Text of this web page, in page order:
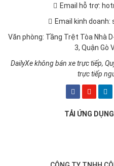
Email hỗ trợ:
Email kinh
Văn phòng: Tầng Trệt Tòa Nhà
3, Quận Gò
DailyXe không bán xe trực tiếp,
trực tiếp
TẢI ỨNG